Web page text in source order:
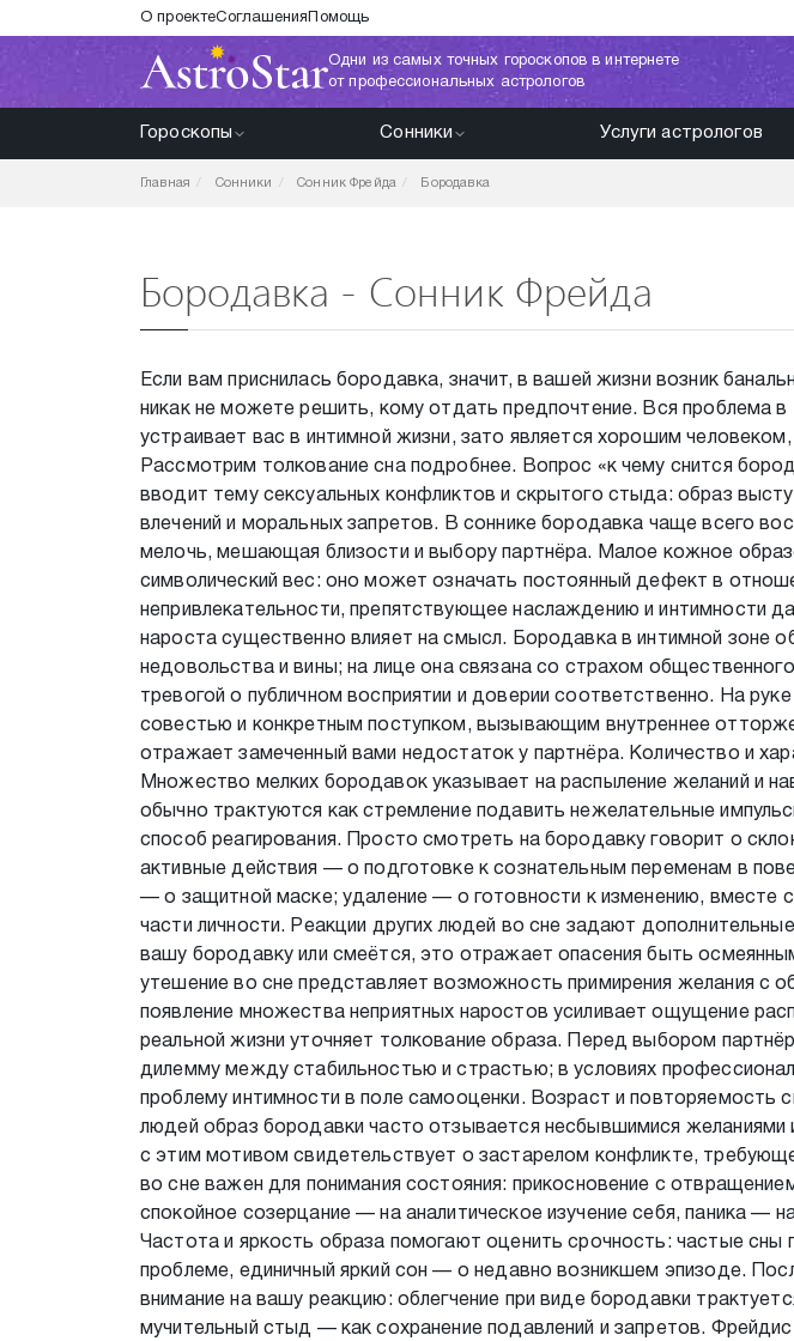
О проектеСоглашения Помощь
Одни из самых точных гороскопов в интернете
от профессиональных астрологов
Гороскопы Сонники Услуги астрологов
Главная Сонники Сонник Фрейда Бородавка
Бородавка - Сонник Фрейда
Если вам приснилась бородавка, значит, в вашей жизни возник
никак не можете решить, кому отдать предпочтение. Вся проблема в
устраивает вас в интимной жизни, зато является хорошим
Рассмотрим толкование сна подробнее. Вопрос «к чему снится
вводит тему сексуальных конфликтов и скрытого стыда: образ
влечений и моральных запретов. В соннике бородавка чаще всего
мелочь, мешающая близости и выбору партнёра. Малое кожное
символический вес: оно может означать постоянный дефект в
непривлекательности, препятствующее наслаждению и интимности
нароста существенно влияет на смысл. Бородавка в интимной зоне
недовольства и вины; на лице она связана со страхом
тревогой о публичном восприятии и доверии соответственно. На
совестью и конкретным поступком, вызывающим внутреннее
отражает замеченный вами недостаток у партнёра. Количество и
Множество мелких бородавок указывает на распыление желаний и
обычно трактуются как стремление подавить нежелательные
способ реагирования. Просто смотреть на бородавку говорит о
активные действия — о подготовке к сознательным переменам в
— о защитной маске; удаление — о готовности к изменению, вместе
части личности. Реакции других людей во сне задают
вашу бородавку или смеётся, это отражает опасения быть
утешение во сне представляет возможность примирения желания с
появление множества неприятных наростов усиливает ощущение
реальной жизни уточняет толкование образа. Перед выбором
дилемму между стабильностью и страстью; в условиях
проблему интимности в поле самооценки. Возраст и повторяемость
людей образ бородавки часто отзывается несбывшимися
с этим мотивом свидетельствует о застарелом конфликте,
во сне важен для понимания состояния: прикосновение с
спокойное созерцание — на аналитическое изучение себя, паника —
Частота и яркость образа помогают оценить срочность: частые сны
проблеме, единичный яркий сон — о недавно возникшем эпизоде.
внимание на вашу реакцию: облегчение при виде бородавки
мучительный стыд — как сохранение подавлений и запретов.